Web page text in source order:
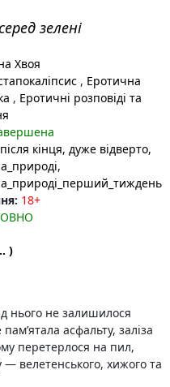
зелені
Хвоя
, Еротична
, Еротичні розповіді та
кінця, дуже відверто,
,
18+
)
нього не залишилося
асфальту, заліза
перетерлося на пил,
велетенського, хижого та